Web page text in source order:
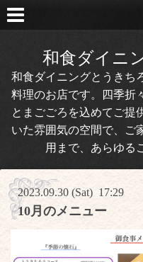
和食ダイニ
和食ダイニングとうきち
料理のお店です。四季折
とまごごろを込めてご提
いた雰囲気の空間で、ご
用まで、あらゆる
2023.09.30 (Sat) 17:29
10月のメニュー